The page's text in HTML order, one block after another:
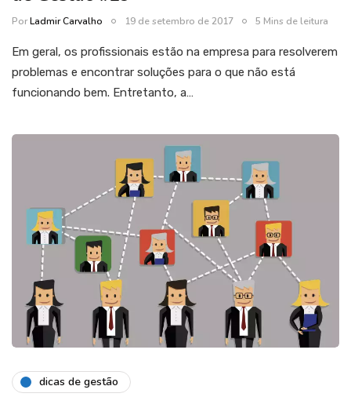
PorLadmir Carvalho 19 de setembro de 2017 5 Mins de leitura
Em geral, os profissionais estão na empresa para resolverem
problemas e encontrar soluções para o que não está
funcionando bem. Entretanto, a…
dicas de gestão